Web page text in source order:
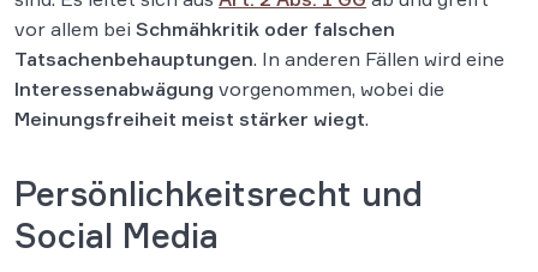
vor allem bei Schmähkritik oder falschen
Tatsachenbehauptungen. In anderen Fällen wird eine
Interessenabwägung vorgenommen, wobei die
Meinungsfreiheit meist stärker wiegt.
Persönlichkeitsrecht und
Social Media